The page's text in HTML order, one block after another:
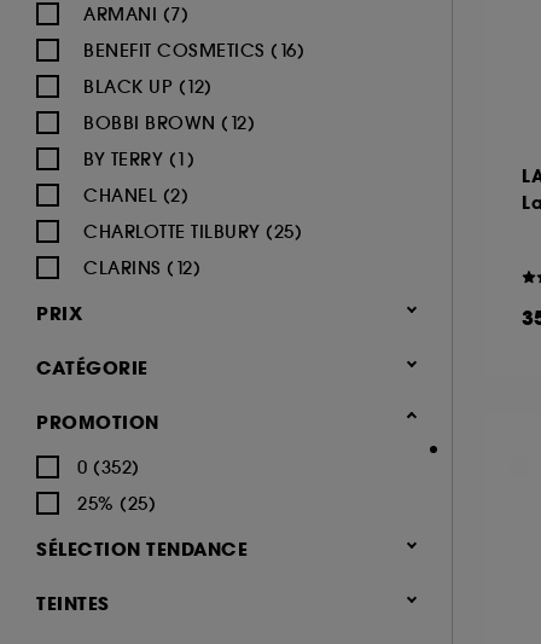
ARMANI (7)
BENEFIT COSMETICS (16)
BLACK UP (12)
BOBBI BROWN (12)
BY TERRY (1)
CHANEL (2)
CHARLOTTE TILBURY (25)
CLARINS (12)
DIOR BACKSTAGE (1)
ESTÉE LAUDER (4)
GRANDE COSMETICS (2)
GUCCI (2)
PRIX
CATÉGORIE
Maquillage
Eyeliner (69)
PROMOTION
0 (352)
25% (25)
SÉLECTION TENDANCE
Nouveauté (46)
TEINTES